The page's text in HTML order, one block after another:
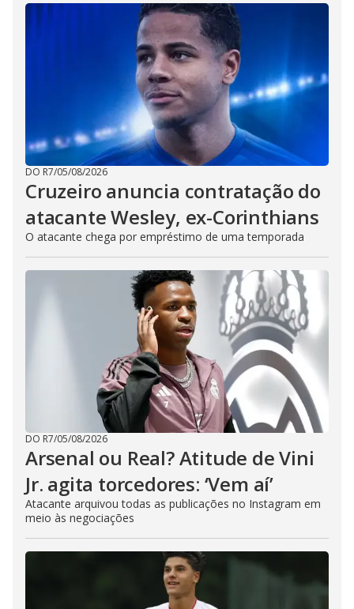
DO R7/05/08/2026
Cruzeiro anuncia contratação do
atacante Wesley, ex-Corinthians
O atacante chega por empréstimo de uma temporada
DO R7/05/08/2026
Arsenal ou Real? Atitude de Vini
Jr. agita torcedores: ‘Vem aí’
Atacante arquivou todas as publicações no Instagram em
meio às negociações